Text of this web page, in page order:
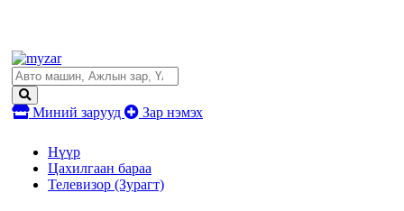
Миний зарууд Зар нэмэх
Нүүр
Цахилгаан бараа
Телевизор (Зурагт)